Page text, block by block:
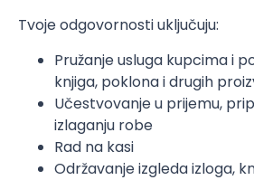
Tvoje odgovornosti uključuju:
Pružanje usluga kupcima i
knjiga, poklona i drugih
Učestvovanje u prijemu,
izlaganju robe
Rad na kasi
Održavanje izgleda izloga,